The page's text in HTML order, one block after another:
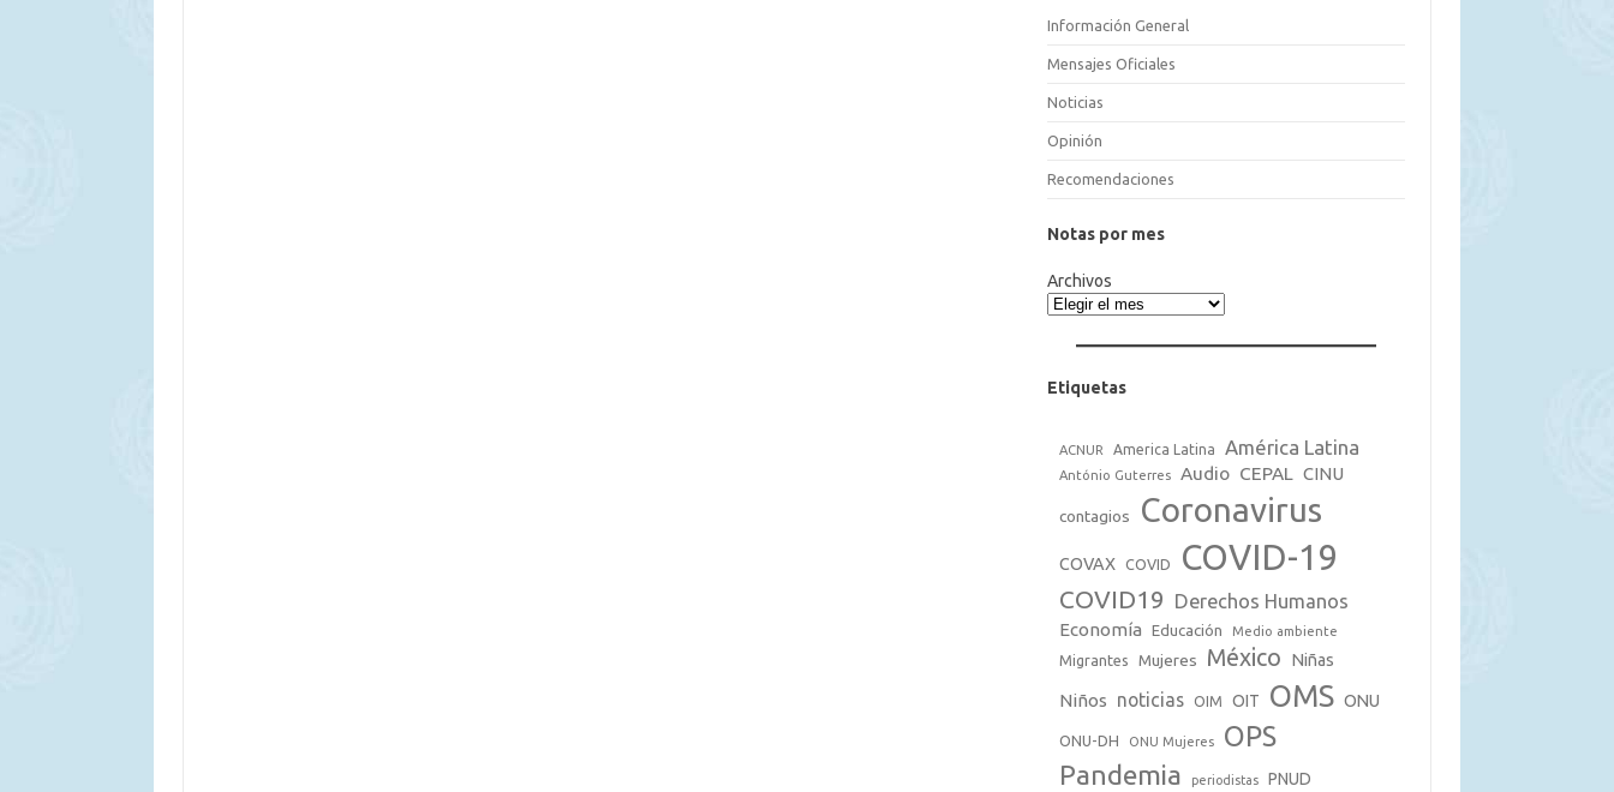
Información General
Mensajes Oficiales
Noticias
Opinión
Recomendaciones
Notas por mes
Archivos
Etiquetas
ACNUR America Latina América Latina
António Guterres Audio CEPAL CINU
contagios Coronavirus
COVAX COVID COVID-19
COVID19 Derechos Humanos
Economía Educación Medio ambiente
Migrantes Mujeres México Niñas
Niños noticias OIM OIT OMS ONU
ONU-DH ONU Mujeres OPS
Pandemia periodistas PNUD